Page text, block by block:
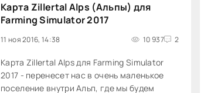
Карта Zillertal Alps (Альпы) для
Farming Simulator 2017
11 ноя 2016, 14:38 10 937 2
Карта Zillertal Alps для Farming Simulator
2017 - перенесет нас в очень маленькое
поселение внутри Альп, где мы будем